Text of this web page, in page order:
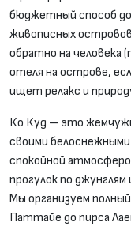
бюджетный способ
живописных
обратно на человека
отеля на острове,
ищет релакс и
Ко Куд — это
своими
спокойной
прогулок по
Мы организуем
Паттайе до пирса